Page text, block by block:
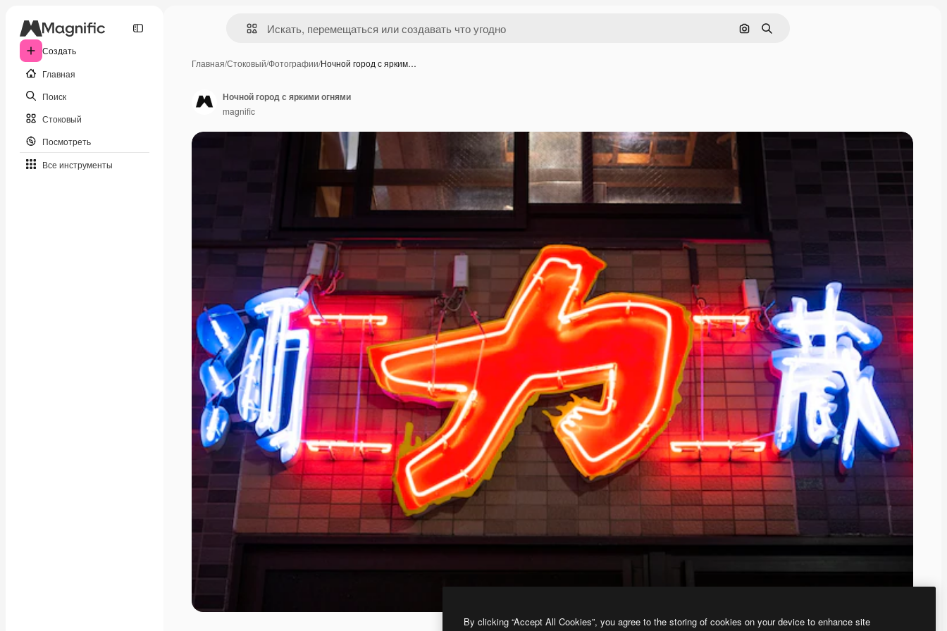
Создать
Главная
Поиск
Стоковый
Посмотреть
Все инструменты
Поиск по изображению
Поиск
Главная/Стоковый/Фотографии/Ночной город с ярким…
Ночной город с яркими огнями
magnific
By clicking “Accept All Cookies”, you agree to the storing of cookies on your device to enhance site